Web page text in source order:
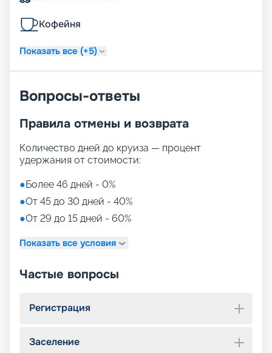
Кофейня
Показать все (+5)
Вопросы-ответы
Правила отмены и возврата
Количество дней до круиза — процент
удержания от стоимости:
●Более 46 дней - 0%
●От 45 до 30 дней - 40%
●От 29 до 15 дней - 60%
Показать все условия
Частые вопросы
Регистрация
Заселение